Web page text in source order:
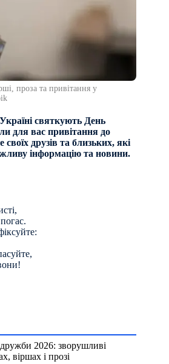
проза та привітання у
святкують День
для вас привітання до
друзів та близьких, які
інформацію та новини.
2026: зворушливі
віршах і прозі